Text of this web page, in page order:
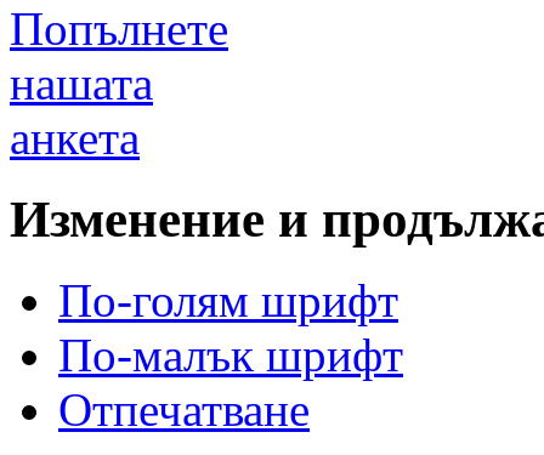
Попълнете
нашата
анкета
Изменение и
По-голям шрифт
По-малък шрифт
Отпечатване